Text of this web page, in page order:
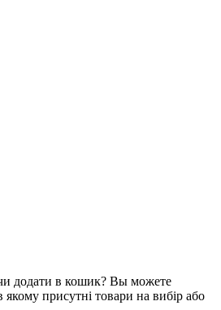
додати в кошик? Вы можете
присутні товари на вибір або